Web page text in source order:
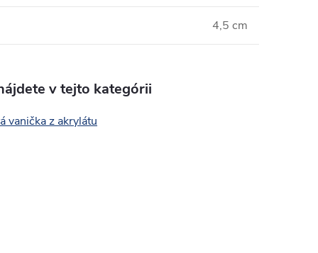
4,5 cm
v tejto kategórii
vanička z akrylátu